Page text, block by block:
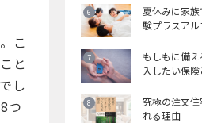
こ
と
し
つ
夏休みに家
験プラスア
もしもに備
入したい保
究極の注文
れる理由